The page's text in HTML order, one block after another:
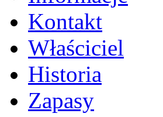
Kontakt
Właściciel
Historia
Zapasy